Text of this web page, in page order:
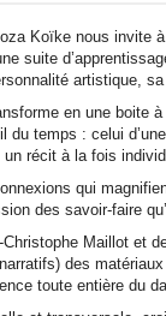
Koïke nous invite
suite
artistique,
en une boite
temps : celui
récit à la fois
qui
des savoir-faire
Maillot et
des
toute entière du